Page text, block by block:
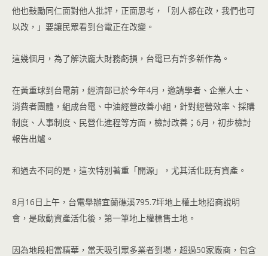
他也鼓勵同仁面對他人批評，正面思考，「別人都在改，我們也可
以改，」要讓民眾看到台電正在改變。
這幾個月，為了解決龐大財務虧損，台電已有許多新作為。
在黃重球到台電前，經濟部已於今年4月，邀請學者、企業人士、
消費者團體，組成台電、中油經營改善小組，針對經營效率、採購
制度、人事制度、民營化進程等方面，檢討改善；6月，初步檢討
報告出爐。
和過去不同的是，這次特別著重「開源」，尤其活化既有資產。
8月16日上午，台電舉辦宜蘭礁溪795.7坪地上權土地招商說明
會，是啟動資產活化後，第一筆地上權標售土地。
因為地段相當精華，當天吸引眾多業者到場，超過50家廠商，包含